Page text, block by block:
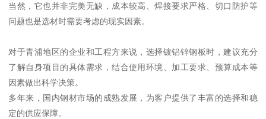
当然，它也并非完美无缺，成本较高、焊接要求严格、切口防护等
问题也是选材时需要考虑的现实因素。
对于青浦地区的企业和工程方来说，选择镀铝锌钢板时，建议充分
了解自身项目的具体需求，结合使用环境、加工要求、预算成本等
因素做出科学决策。
多年来，国内钢材市场的成熟发展，为客户提供了丰富的选择和稳
定的供应保障。